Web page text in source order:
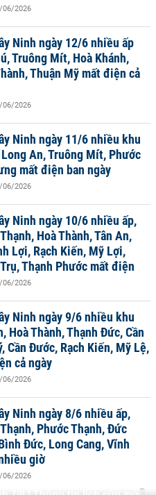
06/2026
Ninh ngày 12/6 nhiều ấp
Truông Mít, Hoà Khánh,
Thuận Mỹ mất điện cả
06/2026
Ninh ngày 11/6 nhiều khu
An, Truông Mít, Phước
mất điện ban ngày
06/2026
Ninh ngày 10/6 nhiều ấp,
Hoà Thành, Tân An,
Lợi, Rạch Kiến, Mỹ Lợi,
Thạnh Phước mất điện
06/2026
Ninh ngày 9/6 nhiều khu
Hoà Thành, Thạnh Đức, Cần
Cần Đước, Rạch Kiến, Mỹ Lệ,
cả ngày
06/2026
Ninh ngày 8/6 nhiều ấp,
Phước Thạnh, Đức
Đức, Long Cang, Vĩnh
giờ
06/2026